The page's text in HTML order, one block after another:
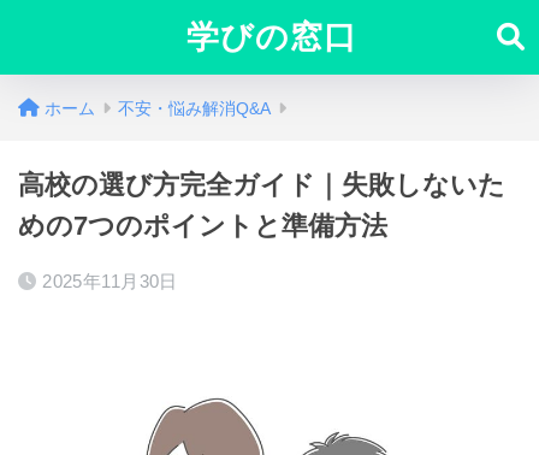
学びの窓口
ホーム 不安・悩み解消Q&A
高校の選び方完全ガイド｜失敗しないた
めの7つのポイントと準備方法
2025年11月30日